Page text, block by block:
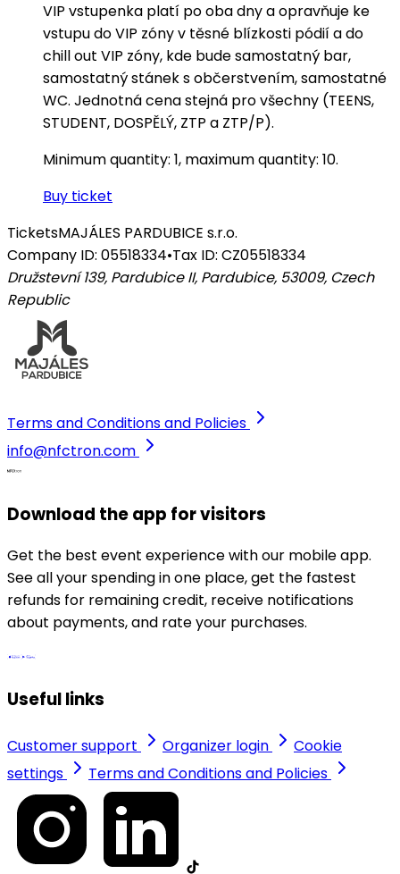
VIP vstupenka platí po oba dny a opravňuje ke
vstupu do VIP zóny v těsné blízkosti pódií a do
chill out VIP zóny, kde bude samostatný bar,
samostatný stánek s občerstvením, samostatné
WC. Jednotná cena stejná pro všechny (TEENS,
STUDENT, DOSPĚLÝ, ZTP a ZTP/P).
Minimum quantity: 1, maximum quantity: 10.
Buy ticket
TicketsMAJÁLES PARDUBICE s.r.o.
Company ID: 05518334•Tax ID: CZ05518334
Družstevní 139, Pardubice II, Pardubice, 53009, Czech
Republic
Terms and Conditions and Policies
info@nfctron.com
Download the app for visitors
Get the best event experience with our mobile app.
See all your spending in one place, get the fastest
refunds for remaining credit, receive notifications
about payments, and rate your purchases.
Useful links
Customer support Organizer login
Cookie
settings
Terms and Conditions and Policies